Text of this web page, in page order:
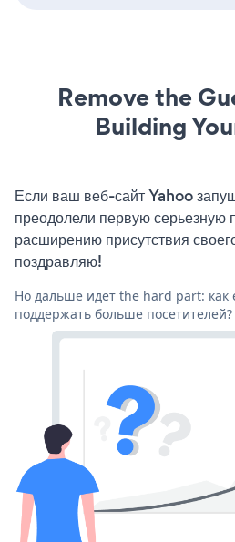
Remove the
Building
Если ваш веб-сайт Yahoo
преодолели первую серьезную
расширению присутствия
поздравляю!
Но дальше идет the hard part:
поддержать больше посетителей?